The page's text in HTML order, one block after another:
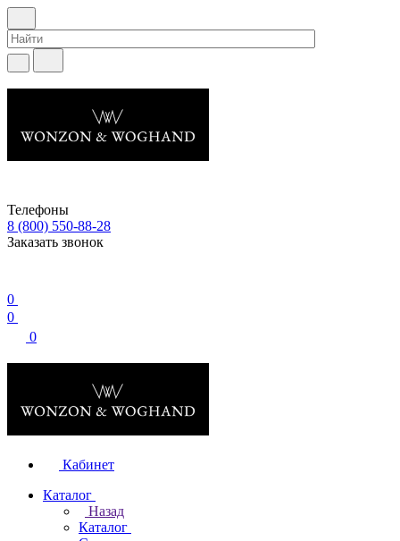
Телефоны
8 (800) 550-88-28
Заказать звонок
0
0
0
Кабинет
Каталог
Назад
Каталог